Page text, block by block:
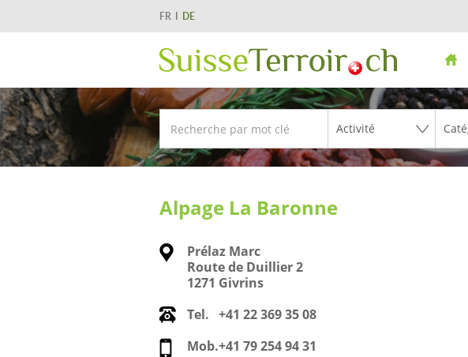
FR DE
Alpage La Baronne
Prélaz Marc
Route de Duillier 2
1271 Givrins
Tel. +41 22 369 35 08
Mob.+41 79 254 94 31